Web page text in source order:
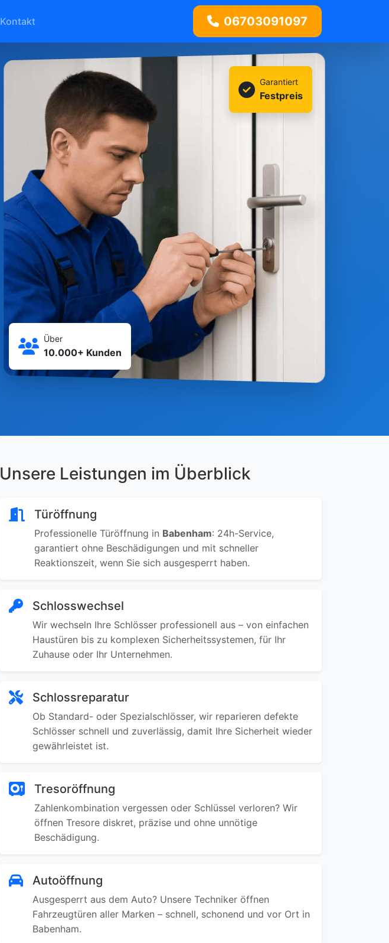
Kontakt 06703091097
Garantiert
Festpreis
Über
10.000+ Kunden
Unsere Leistungen im Überblick
Türöffnung
Professionelle Türöffnung in Babenham: 24h-Service,
garantiert ohne Beschädigungen und mit schneller
Reaktionszeit, wenn Sie sich ausgesperrt haben.
Schlosswechsel
Wir wechseln Ihre Schlösser professionell aus – von einfachen
Haustüren bis zu komplexen Sicherheitssystemen, für Ihr
Zuhause oder Ihr Unternehmen.
Schlossreparatur
Ob Standard- oder Spezialschlösser, wir reparieren defekte
Schlösser schnell und zuverlässig, damit Ihre Sicherheit wieder
gewährleistet ist.
Tresoröffnung
Zahlenkombination vergessen oder Schlüssel verloren? Wir
öffnen Tresore diskret, präzise und ohne unnötige
Beschädigung.
Autoöffnung
Ausgesperrt aus dem Auto? Unsere Techniker öffnen
Fahrzeugtüren aller Marken – schnell, schonend und vor Ort in
Babenham.